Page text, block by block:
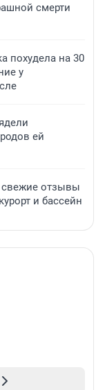
смерти
похудела на 30
у
ей
свежие отзывы
и бассейн